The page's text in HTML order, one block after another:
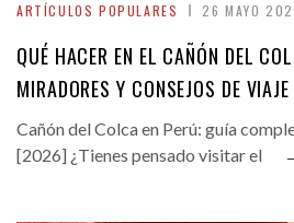
ARTÍCULOS POPULARES 26 MAYO
QUÉ HACER EN EL CAÑÓN DEL
MIRADORES Y CONSEJOS DE VIAJE
Cañón del Colca en Perú: guía
[2026] ¿Tienes pensado visitar el